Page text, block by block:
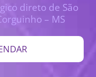
direto de São
– MS